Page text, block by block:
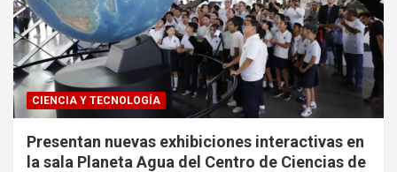
CIENCIA Y TECNOLOGÍA
Presentan nuevas exhibiciones interactivas en
la sala Planeta Agua del Centro de Ciencias de